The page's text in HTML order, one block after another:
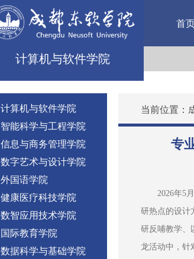
计算机与软件学院
首
计算机与软件学院
智能科学与工程学院
信息与商务管理学院
数字艺术与设计学院
外国语学院
健康医疗科技学院
数智应用技术学院
国际教育学院
数据科学与基础学院
当前位置：
专
2026年5
研热点的设计
研反哺教学、
龙活动中，针